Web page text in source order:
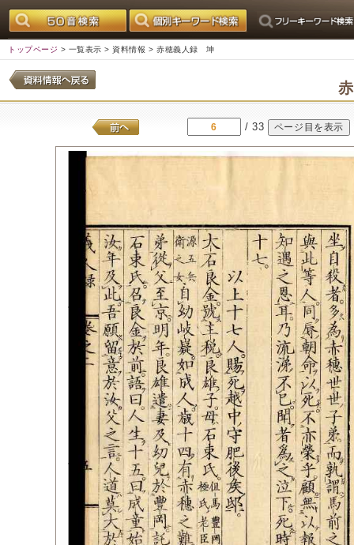
トップページ > 一覧表示 > 資料情報 > 赤穂義人録 坤
/ 33